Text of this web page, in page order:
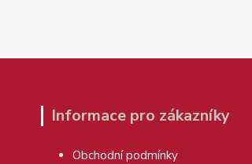
Informace pro zákazníky
Obchodní podmínky